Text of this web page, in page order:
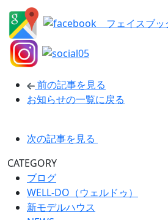
前の記事を見る
お知らせの一覧に戻る
次の記事を見る
CATEGORY
ブログ
WELL-DO（ウェルドゥ）
新モデルハウス